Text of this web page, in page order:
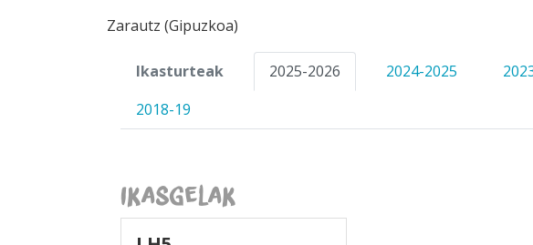
Zarautz (Gipuzkoa)
Ikasturteak 2025-2026 2024-2025
2018-19
Ikasgelak